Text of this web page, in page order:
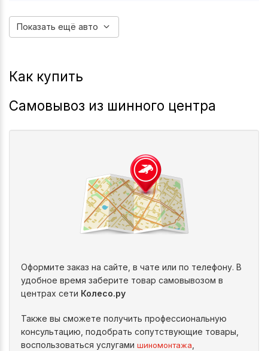
Показать ещё авто
Как купить
Самовывоз из шинного центра
Оформите заказ на сайте, в чате или по телефону. В
удобное время заберите товар самовывозом в
центрах сети Колесо.ру
Также вы сможете получить профессиональную
консультацию, подобрать сопутствующие товары,
воспользоваться услугами шиномонтажа